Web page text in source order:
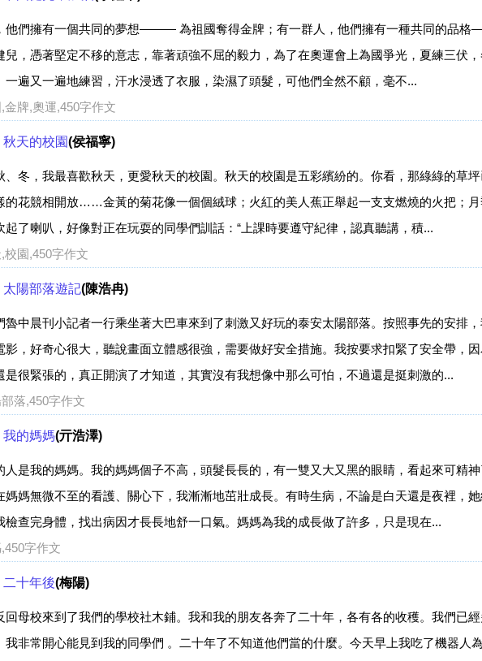
他們擁有一個共同的夢想——— 為祖國奪得金牌；有一群人，他們擁有一種共同的
兒，憑著堅定不移的意志，靠著頑強不屈的毅力，為了在奧運會上為國爭光，夏練三伏
一遍又一遍地練習，汗水浸透了衣服，染濕了頭髮，可他們全然不顧，毫不...
金牌,奧運,450字作文
秋天的校園(侯福寧)
、冬，我最喜歡秋天，更愛秋天的校園。秋天的校園是五彩繽紛的。你看，那綠綠的草
的花競相開放……金黃的菊花像一個個絨球；火紅的美人蕉正舉起一支支燃燒的火把；
起了喇叭，好像對正在玩耍的同學們訓話：“上課時要遵守紀律，認真聽講，積...
校園,450字作文
太陽部落遊記(陳浩冉)
魯中晨刊小記者一行乘坐著大巴車來到了刺激又好玩的泰安太陽部落。按照事先的安排
影，好奇心很大，聽說畫面立體感很強，需要做好安全措施。我按要求扣緊了安全帶，
是很緊張的，真正開演了才知道，其實沒有我想像中那么可怕，不過還是挺刺激的...
落,450字作文
我的媽媽(亓浩澤)
人是我的媽媽。我的媽媽個子不高，頭髮長長的，有一雙又大又黑的眼睛，看起來可精
媽媽無微不至的看護、關心下，我漸漸地茁壯成長。有時生病，不論是白天還是夜裡，
檢查完身體，找出病因才長長地舒一口氣。媽媽為我的成長做了許多，只是現在...
字作文
二十年後(梅陽)
回母校來到了我們的學校社木鋪。我和我的朋友各奔了二十年，各有各的收穫。我們已
我非常開心能見到我的同學們 。二十年了不知道他們當的什麼。今天早上我吃了機器人